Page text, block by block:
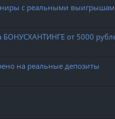
с реальными
БОНУСХАНТИНГЕ от 5000
на реальные депозиты